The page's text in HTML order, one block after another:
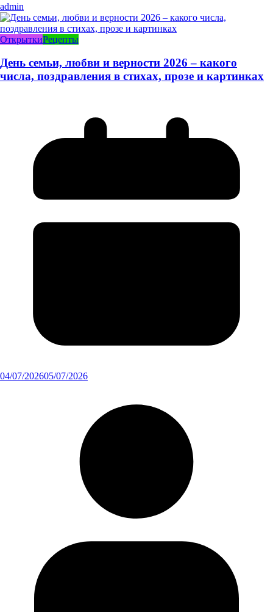
admin
ОткрыткиРецепты
День семьи, любви и верности 2026 – какого
числа, поздравления в стихах, прозе и картинках
04/07/202605/07/2026